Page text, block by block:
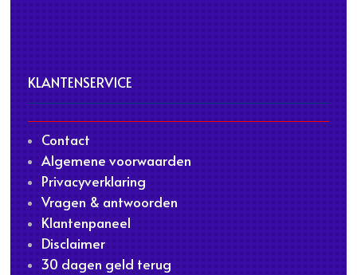
KLANTENSERVICE
Contact
Algemene voorwaarden
Privacyverklaring
Vragen & antwoorden
Klantenpaneel
Disclaimer
30 dagen geld terug